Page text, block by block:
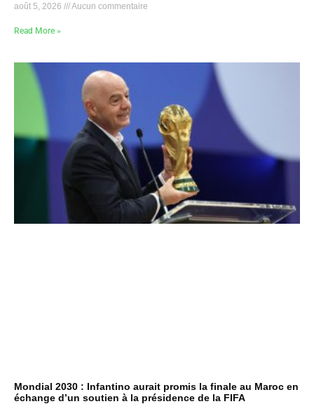
août 5, 2026 Aucun commentaire
Read More »
Mondial 2030 : Infantino aurait promis la finale au Maroc en
échange d’un soutien à la présidence de la FIFA